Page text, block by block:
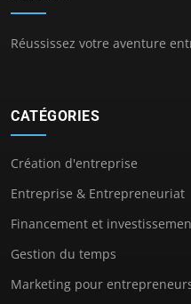
Réussissez votre aventure
CATÉGORIES
Création d'entreprise
Entreprise & Entrepreneuriat
Financement et
Gestion du temps
Marketing pour